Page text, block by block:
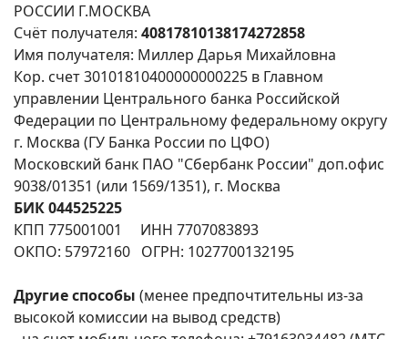
РОССИИ Г.МОСКВА
Счёт получателя: 40817810138174272858
Имя получателя: Миллер Дарья Михайловна
Кор. счет 30101810400000000225 в Главном
управлении Центрального банка Российской
Федерации по Центральному федеральному округу
г. Москва (ГУ Банка России по ЦФО)
Московский банк ПАО "Сбербанк России" доп.офис
9038/01351 (или 1569/1351), г. Москва
БИК 044525225
КПП 775001001 ИНН 7707083893
ОКПО: 57972160 ОГРН: 1027700132195
Другие способы (менее предпочтительны из-за
высокой комиссии на вывод средств)